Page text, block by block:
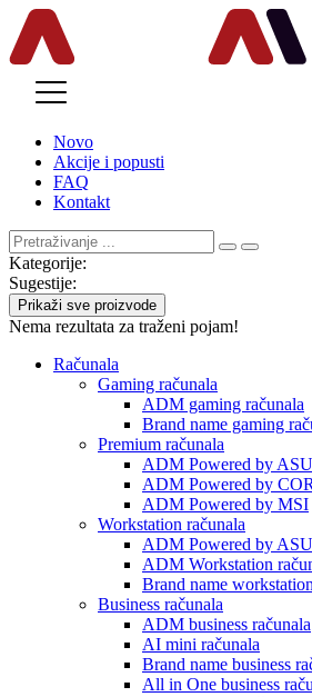
Novo
Akcije i popusti
FAQ
Kontakt
Kategorije:
Sugestije:
Prikaži sve proizvode
Nema rezultata za traženi pojam!
Računala
Gaming računala
ADM gaming računala
Brand name gaming
Premium računala
ADM Powered by
ADM Powered by
ADM Powered by MSI
Workstation računala
ADM Powered by
ADM Workstation
Brand name
Business računala
ADM business računala
AI mini računala
Brand name business
All in One business